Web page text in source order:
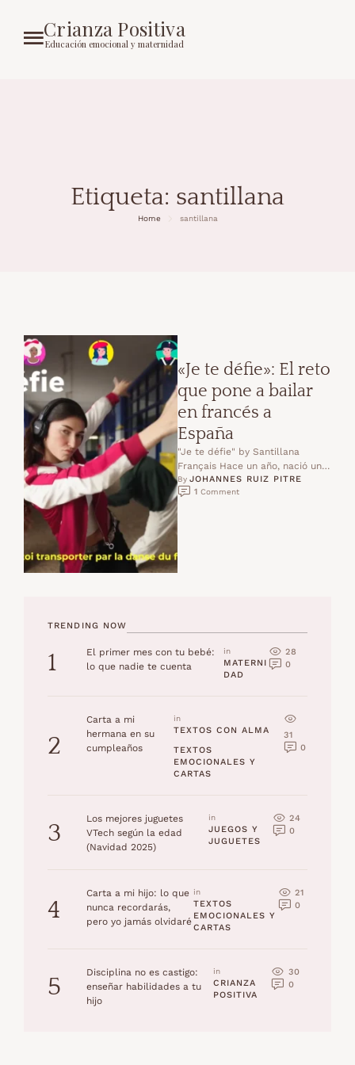
Crianza Positiva
Educación emocional y maternidad
Etiqueta: santillana
Home santillana
«Je te défie»: El reto
que pone a bailar
en francés a
España
"Je te défie" by Santillana
Français Hace un año, nació un
desafío con un propósito claro:
despertar el …
By JOHANNES RUIZ PITRE
1 Comment
TRENDING NOW
1
El primer mes con tu bebé:
lo que nadie te cuenta
in
MATERNI
DAD
28
0
2
Carta a mi
hermana en su
cumpleaños
in
TEXTOS CON ALMA
TEXTOS
EMOCIONALES Y
CARTAS
31
0
3
Los mejores juguetes
VTech según la edad
(Navidad 2025)
in
JUEGOS Y
JUGUETES
24
0
4
Carta a mi hijo: lo que
nunca recordarás,
pero yo jamás olvidaré
in
TEXTOS
EMOCIONALES Y
CARTAS
21
0
5
Disciplina no es castigo:
enseñar habilidades a tu
hijo
in
CRIANZA
POSITIVA
30
0